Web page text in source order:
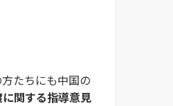
たちにも中国の
関する指導意見